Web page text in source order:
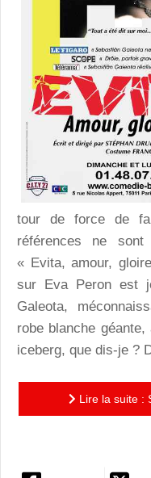
tour de force de
références ne
« Evita, amour,
sur Eva Peron est
Galeota,
robe blanche géante,
iceberg, que dis-je ?
Lire la suite :